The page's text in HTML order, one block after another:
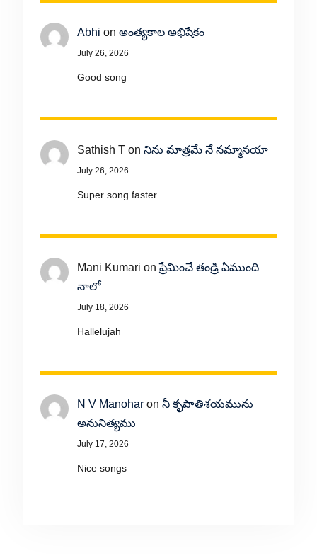
Abhi on అంత్యకాల అభిషేకం
July 26, 2026
Good song
Sathish Ton నిను మాత్రమే నే నమ్మానయా
July 26, 2026
Super song faster
Mani Kumari onప్రేమించే తండ్రి ఏముంది
నాలో
July 18, 2026
Hallelujah
N V Manoharon నీ కృపాతిశయమును
అనునిత్యము
July 17, 2026
Nice songs